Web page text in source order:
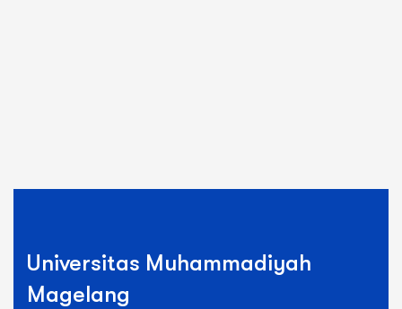
Universitas Muhammadiyah
Magelang